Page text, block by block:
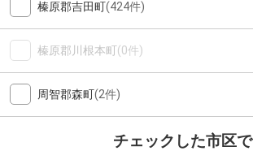
榛原郡吉田町(424件)
榛原郡川根本町(0件)
周智郡森町(2件)
チェックした市区で